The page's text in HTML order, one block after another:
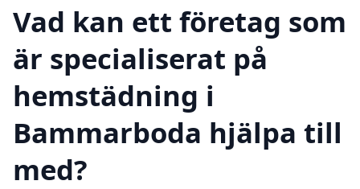
Vad kan ett företag som
är specialiserat på
hemstädning i
Bammarboda hjälpa till
med?